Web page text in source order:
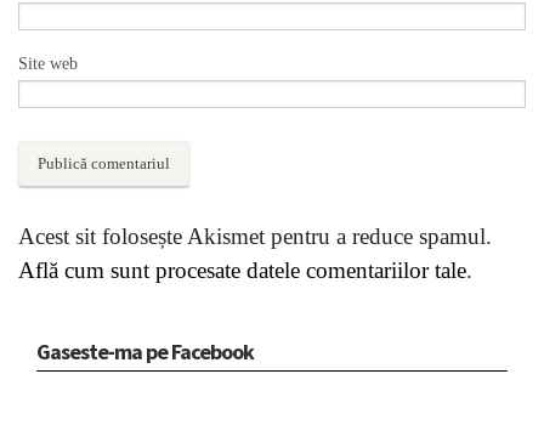
Site web
Acest sit folosește Akismet pentru a reduce spamul.
Află cum sunt procesate datele comentariilor tale.
Gaseste-ma pe Facebook